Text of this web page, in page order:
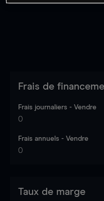
Frais de
Frais journaliers - Vendre
0
Frais annuels - Vendre
0
Taux de marge